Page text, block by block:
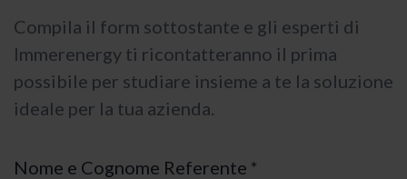
Compila il form sottostante e gli esperti di
Immerenergy ti ricontatteranno il prima
possibile per studiare insieme a te la soluzione
ideale per la tua azienda.
Nome e Cognome Referente *